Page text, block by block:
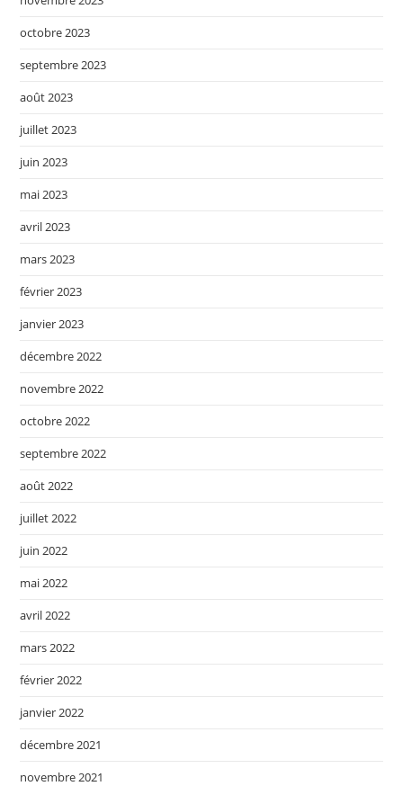
octobre 2023
septembre 2023
août 2023
juillet 2023
juin 2023
mai 2023
avril 2023
mars 2023
février 2023
janvier 2023
décembre 2022
novembre 2022
octobre 2022
septembre 2022
août 2022
juillet 2022
juin 2022
mai 2022
avril 2022
mars 2022
février 2022
janvier 2022
décembre 2021
novembre 2021